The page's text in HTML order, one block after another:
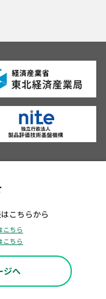
こちらから
こちら
こちら
ジへ